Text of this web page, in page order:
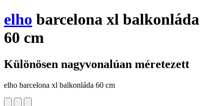
elho barcelona xl balkonláda
60 cm
Különösen nagyvonalúan méretezett
elho barcelona xl balkonláda 60 cm